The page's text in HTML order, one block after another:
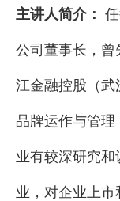
主讲人简介：
公司董事长，曾
江金融控股（武
品牌运作与管
业有较深研究
业，对企业上